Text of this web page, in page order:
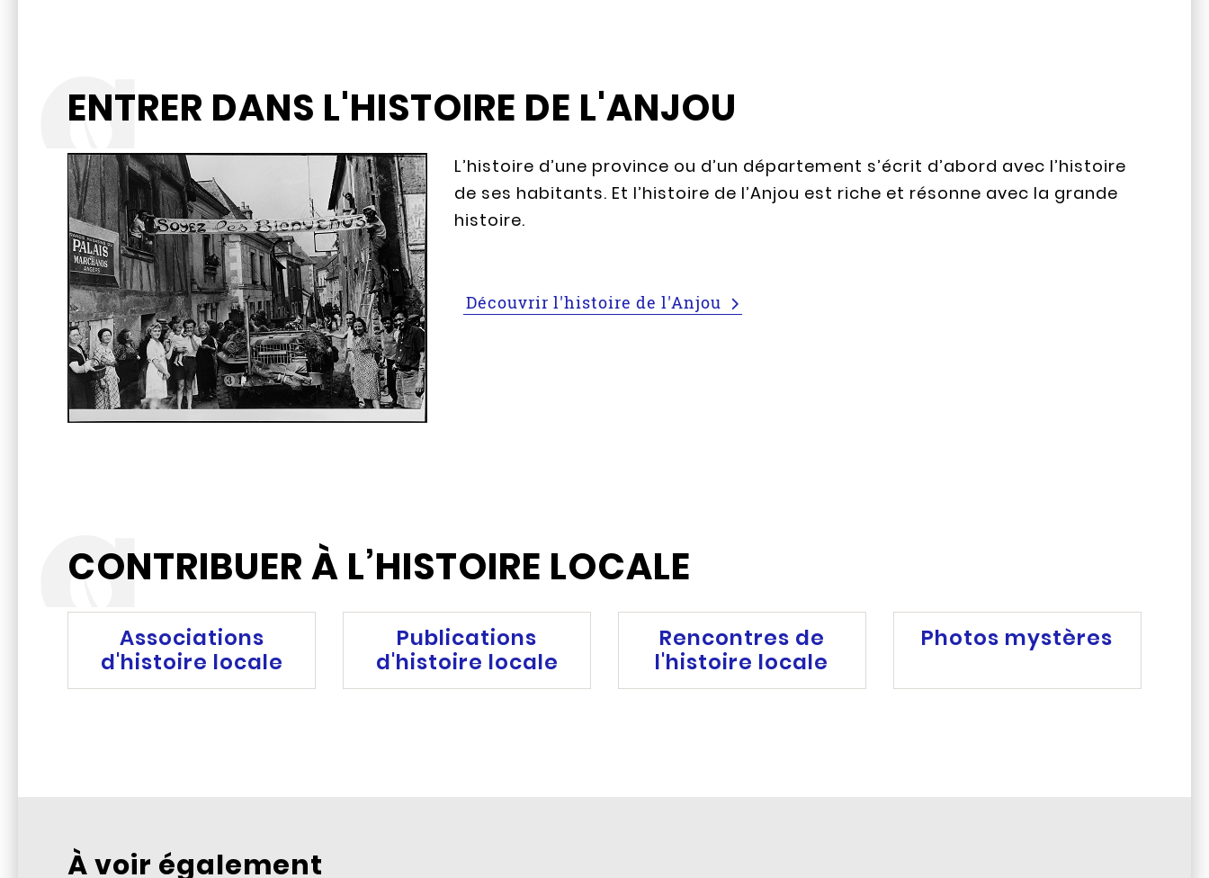
ENTRER DANS L'HISTOIRE DE L'ANJOU
L’histoire d’une province ou d’un département s’écrit d’abord avec l’histoire
de ses habitants. Et l’histoire de l’Anjou est riche et résonne avec la grande
histoire.
Découvrir l'histoire de l'Anjou
CONTRIBUER À L’HISTOIRE LOCALE
Associations
d'histoire locale
Publications
d'histoire locale
Rencontres de
l'histoire locale
Photos mystères
À voir également